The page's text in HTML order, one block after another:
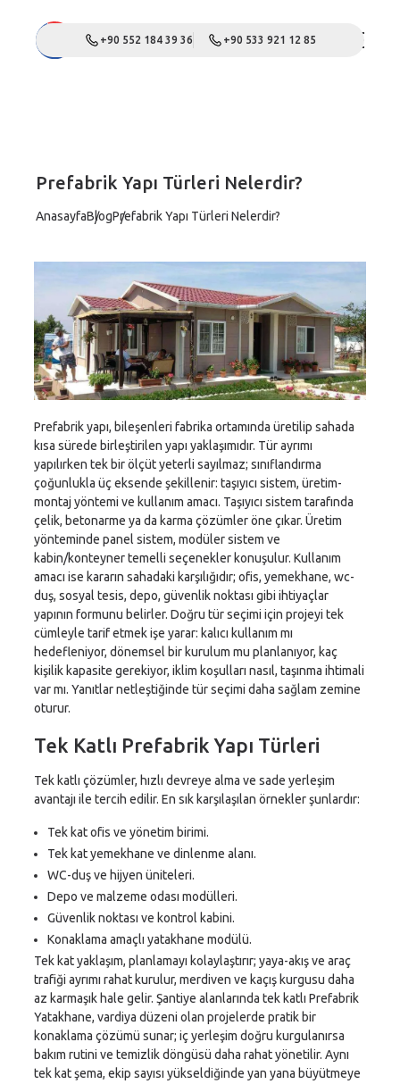
+90 552 184 39 36 +90 533 921 12 85
Prefabrik Yapı Türleri Nelerdir?
AnasayfaBlogPrefabrik Yapı Türleri Nelerdir?
Prefabrik yapı, bileşenleri fabrika ortamında üretilip sahada
kısa sürede birleştirilen yapı yaklaşımıdır. Tür ayrımı
yapılırken tek bir ölçüt yeterli sayılmaz; sınıflandırma
çoğunlukla üç eksende şekillenir: taşıyıcı sistem, üretim-
montaj yöntemi ve kullanım amacı. Taşıyıcı sistem tarafında
çelik, betonarme ya da karma çözümler öne çıkar. Üretim
yönteminde panel sistem, modüler sistem ve
kabin/konteyner temelli seçenekler konuşulur. Kullanım
amacı ise kararın sahadaki karşılığıdır; ofis, yemekhane, wc-
duş, sosyal tesis, depo, güvenlik noktası gibi ihtiyaçlar
yapının formunu belirler. Doğru tür seçimi için projeyi tek
cümleyle tarif etmek işe yarar: kalıcı kullanım mı
hedefleniyor, dönemsel bir kurulum mu planlanıyor, kaç
kişilik kapasite gerekiyor, iklim koşulları nasıl, taşınma ihtimali
var mı. Yanıtlar netleştiğinde tür seçimi daha sağlam zemine
oturur.
Tek Katlı Prefabrik Yapı Türleri
Tek katlı çözümler, hızlı devreye alma ve sade yerleşim
avantajı ile tercih edilir. En sık karşılaşılan örnekler şunlardır:
Tek kat ofis ve yönetim birimi.
Tek kat yemekhane ve dinlenme alanı.
WC-duş ve hijyen üniteleri.
Depo ve malzeme odası modülleri.
Güvenlik noktası ve kontrol kabini.
Konaklama amaçlı yatakhane modülü.
Tek kat yaklaşım, planlamayı kolaylaştırır; yaya-akış ve araç
trafiği ayrımı rahat kurulur, merdiven ve kaçış kurgusu daha
az karmaşık hale gelir. Şantiye alanlarında tek katlı Prefabrik
Yatakhane, vardiya düzeni olan projelerde pratik bir
konaklama çözümü sunar; iç yerleşim doğru kurgulanırsa
bakım rutini ve temizlik döngüsü daha rahat yönetilir. Aynı
tek kat şema, ekip sayısı yükseldiğinde yan yana büyütmeye